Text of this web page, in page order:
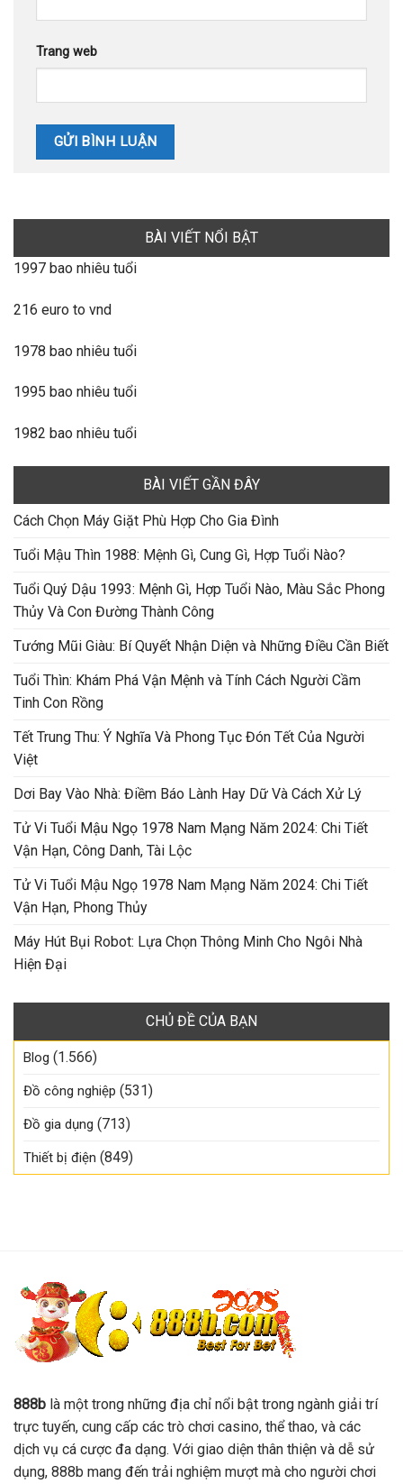
Trang web
BÀI VIẾT NỔI BẬT
1997 bao nhiêu tuổi
216 euro to vnd
1978 bao nhiêu tuổi
1995 bao nhiêu tuổi
1982 bao nhiêu tuổi
BÀI VIẾT GẦN ĐÂY
Cách Chọn Máy Giặt Phù Hợp Cho Gia Đình
Tuổi Mậu Thìn 1988: Mệnh Gì, Cung Gì, Hợp Tuổi Nào?
Tuổi Quý Dậu 1993: Mệnh Gì, Hợp Tuổi Nào, Màu Sắc Phong
Thủy Và Con Đường Thành Công
Tướng Mũi Giàu: Bí Quyết Nhận Diện và Những Điều Cần Biết
Tuổi Thìn: Khám Phá Vận Mệnh và Tính Cách Người Cầm
Tinh Con Rồng
Tết Trung Thu: Ý Nghĩa Và Phong Tục Đón Tết Của Người
Việt
Dơi Bay Vào Nhà: Điềm Báo Lành Hay Dữ Và Cách Xử Lý
Tử Vi Tuổi Mậu Ngọ 1978 Nam Mạng Năm 2024: Chi Tiết
Vận Hạn, Công Danh, Tài Lộc
Tử Vi Tuổi Mậu Ngọ 1978 Nam Mạng Năm 2024: Chi Tiết
Vận Hạn, Phong Thủy
Máy Hút Bụi Robot: Lựa Chọn Thông Minh Cho Ngôi Nhà
Hiện Đại
CHỦ ĐỀ CỦA BẠN
Blog (1.566)
Đồ công nghiệp (531)
Đồ gia dụng (713)
Thiết bị điện (849)
888b là một trong những địa chỉ nổi bật trong ngành giải trí
trực tuyến, cung cấp các trò chơi casino, thể thao, và các
dịch vụ cá cược đa dạng. Với giao diện thân thiện và dễ sử
dụng, 888b mang đến trải nghiệm mượt mà cho người chơi